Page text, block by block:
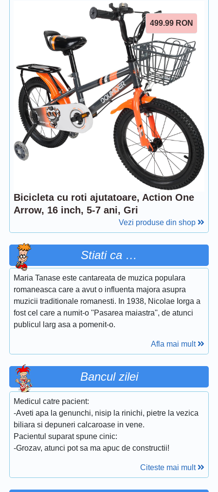
499.99 RON
Bicicleta cu roti ajutatoare, Action One
Arrow, 16 inch, 5-7 ani, Gri
Vezi produse din shop
Stiati ca …
Maria Tanase este cantareata de muzica populara
romaneasca care a avut o influenta majora asupra
muzicii traditionale romanesti. In 1938, Nicolae Iorga a
fost cel care a numit-o ''Pasarea maiastra'', de atunci
publicul larg asa a pomenit-o.
Afla mai mult
Bancul zilei
Medicul catre pacient:
-Aveti apa la genunchi, nisip la rinichi, pietre la vezica
biliara si depuneri calcaroase in vene.
Pacientul suparat spune cinic:
-Grozav, atunci pot sa ma apuc de constructii!
Citeste mai mult